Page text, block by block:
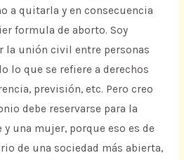
a quitarla y en consecuencia
formula de aborto. Soy
la unión civil entre personas
lo que se refiere a derechos
previsión, etc. Pero creo
debe reservarse para la
una mujer, porque eso es de
de una sociedad más abierta,